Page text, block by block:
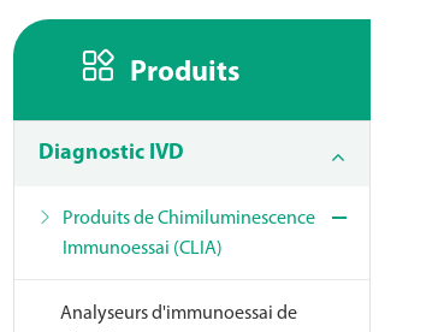
 Produits
Diagnostic IVD
Produits de Chimiluminescence
Immunoessai (CLIA)
Analyseurs d'immunoessai de